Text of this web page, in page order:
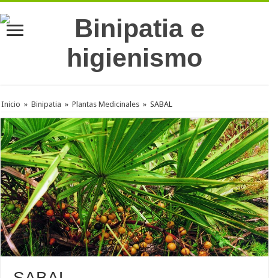
Inicio » Binipatia » Plantas Medicinales » SABAL